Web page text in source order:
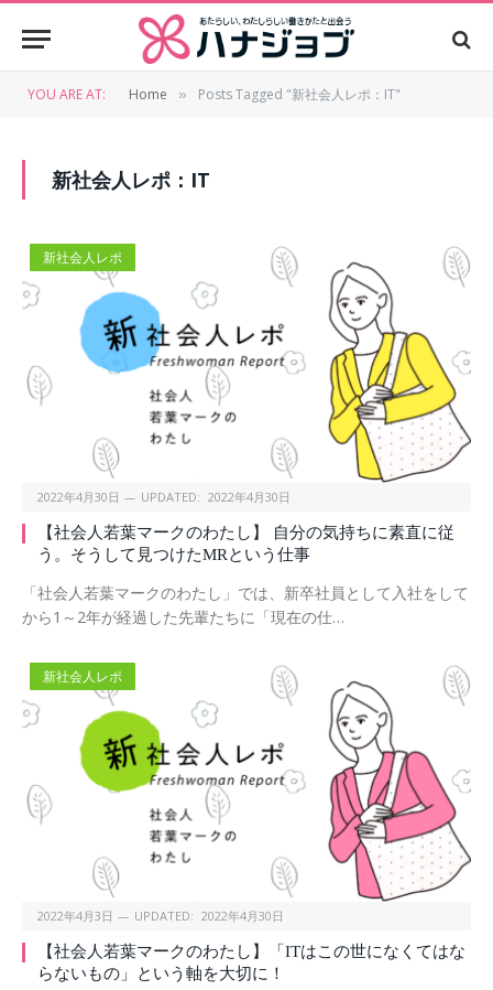
YOU ARE AT: Home » Posts Tagged "新社会人レポ：IT"
新社会人レポ：IT
新社会人レポ
2022年4月30日 UPDATED: 2022年4月30日
【社会人若葉マークのわたし】 自分の気持ちに素直に従
う。そうして見つけたMRという仕事
「社会人若葉マークのわたし」では、新卒社員として入社をして
から1～2年が経過した先輩たちに「現在の仕…
新社会人レポ
2022年4月3日 UPDATED: 2022年4月30日
【社会人若葉マークのわたし】「ITはこの世になくてはな
らないもの」という軸を大切に！